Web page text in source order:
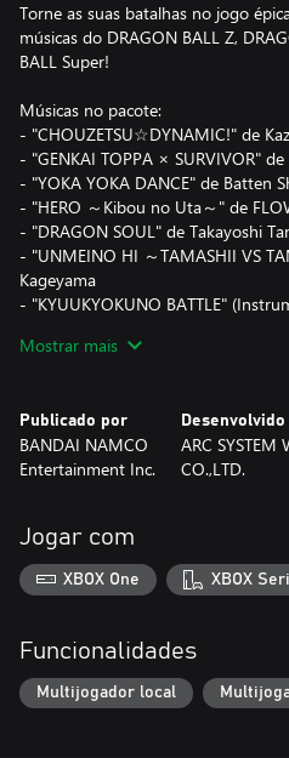
Torne as suas batalhas no jogo
músicas do DRAGON BALL Z,
BALL Super!
Músicas no pacote:
- "CHOUZETSU☆DYNAMIC!" de
- "GENKAI TOPPA × SURVIVOR"
- "YOKA YOKA DANCE" de Batten
- "HERO ～Kibou no Uta～" de
- "DRAGON SOUL" de Takayoshi
- "UNMEINO HI ～TAMASHII VS
Kageyama
- "KYUUKYOKUNO BATTLE"
- "SHIO YOBU CELL GAME"
Mostrar mais
Publicado por
BANDAI NAMCO
Entertainment Inc.
ARC SYSTEM
CO.,LTD.
Jogar com
XBOX One XBOX
Funcionalidades
Multijogador local